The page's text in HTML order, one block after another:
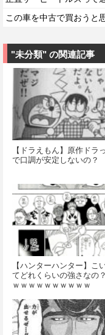
この車を中古で買おうと
"未分類" の関連記事
【ドラえもん】原作ドラ
で口調が安定しないの？
【ハンターハンター】こ
てどれくらいの強さなの
ｗｗｗｗｗｗｗｗｗｗ